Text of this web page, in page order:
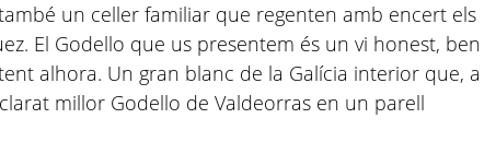
un celler familiar que regenten amb encert els
El Godello que us presentem és un vi honest, ben
alhora. Un gran blanc de la Galícia interior que, a
millor Godello de Valdeorras en un parell